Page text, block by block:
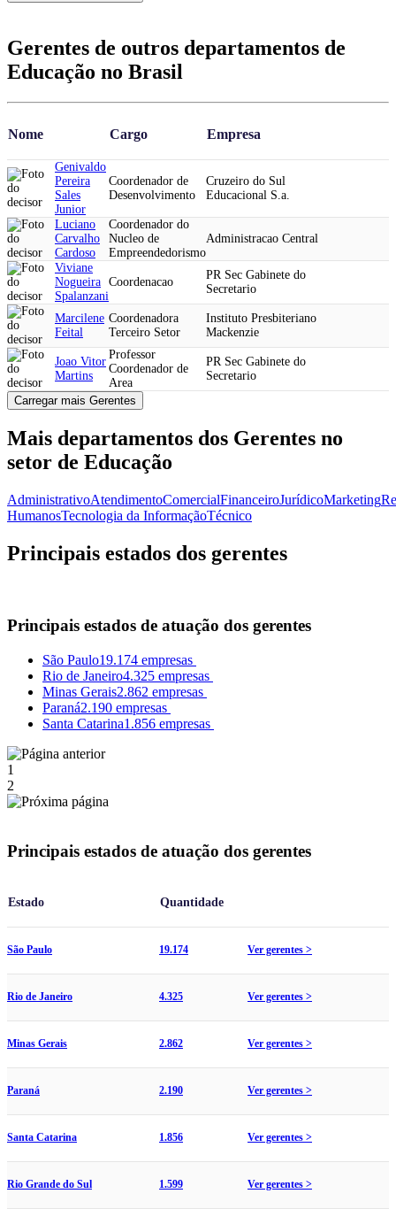
Gerentes de outros departamentos de
Educação no Brasil
Nome Cargo Empresa
Genivaldo
Pereira
Sales
Junior
Coordenador de
Desenvolvimento
Cruzeiro do Sul
Educacional S.a.
Luciano
Carvalho
Cardoso
Coordenador do
Nucleo de
Empreendedorismo
Administracao Central
Viviane
Nogueira
Spalanzani
Coordenacao
PR Sec Gabinete do
Secretario
Marcilene
Feital
Coordenadora
Terceiro Setor
Instituto Presbiteriano
Mackenzie
Joao Vitor
Martins
Professor
Coordenador de
Area
PR Sec Gabinete do
Secretario
Carregar mais Gerentes
Mais departamentos dos Gerentes no
setor de Educação
AdministrativoAtendimentoComercialFinanceiroJurídicoMarketing
HumanosTecnologia da InformaçãoTécnico
Principais estados dos gerentes
Principais estados de atuação dos gerentes
São Paulo19.174 empresas
Rio de Janeiro4.325 empresas
Minas Gerais2.862 empresas
Paraná2.190 empresas
Santa Catarina1.856 empresas
1
2
Principais estados de atuação dos gerentes
Estado Quantidade
São Paulo 19.174 Ver gerentes >
Rio de Janeiro 4.325 Ver gerentes >
Minas Gerais 2.862 Ver gerentes >
Paraná 2.190 Ver gerentes >
Santa Catarina 1.856 Ver gerentes >
Rio Grande do Sul 1.599 Ver gerentes >